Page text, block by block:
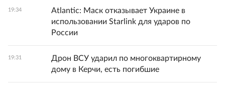
19:34
Atlantic: Маск отказывает Украине в
использовании Starlink для ударов по
России
19:31
Дрон ВСУ ударил по многоквартирному
дому в Керчи, есть погибшие